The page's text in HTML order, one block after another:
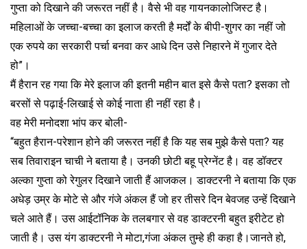
गुप्ता को दिखाने की जरूरत नहीं है। वैसे भी वह गायनकालोजिस्ट है।
महिलाओं के जच्चा-बच्चा का इलाज करती है मर्दों के बीपी-शुगर का नहीं जो
एक रुपये का सरकारी पर्चा बनवा कर आधे दिन उसे निहारने में गुजार देते
हो”।
मैं हैरान रह गया कि मेरे इलाज की इतनी महीन बात इसे कैसे पता? इसका तो
बरसों से पढ़ाई-लिखाई से कोई नाता ही नहीं रहा है।
वह मेरी मनोदशा भांप कर बोली-
“बहुत हैरान-परेशान होने की जरूरत नहीं है कि यह सब मुझे कैसे पता? यह
सब तिवाराइन चाची ने बताया है। उनकी छोटी बहू प्रेग्नेंट है। वह डॉक्टर
अल्का गुप्ता को रेगुलर दिखाने जाती हैं आजकल। डाक्टरनी ने बताया कि एक
अधेड़ उम्र के मोटे से और गंजे अंकल हैं जो हर तीसरे दिन बेवजह उन्हें दिखाने
चले आते हैं। उस आईटॉनिक के तलबगार से वह डाक्टरनी बहुत इरीटेट हो
जाती है। उस यंग डाक्टरनी ने मोटा,गंजा अंकल तुम्हे ही कहा है।जानते हो,